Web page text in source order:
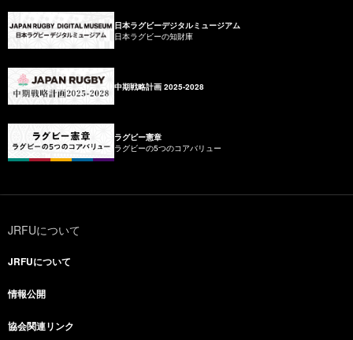
日本ラグビーデジタルミュージアム
日本ラグビーの知財庫
中期戦略計画 2025-2028
ラグビー憲章
ラグビーの5つのコアバリュー
JRFUについて
JRFUについて
情報公開
協会関連リンク